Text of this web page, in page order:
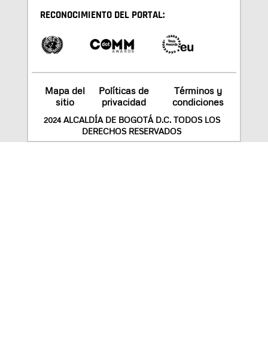
RECONOCIMIENTO DEL PORTAL:
Mapa del
sitio
Políticas de
privacidad
Términos y
condiciones
2024 ALCALDÍA DE BOGOTÁ D.C. TODOS LOS
DERECHOS RESERVADOS